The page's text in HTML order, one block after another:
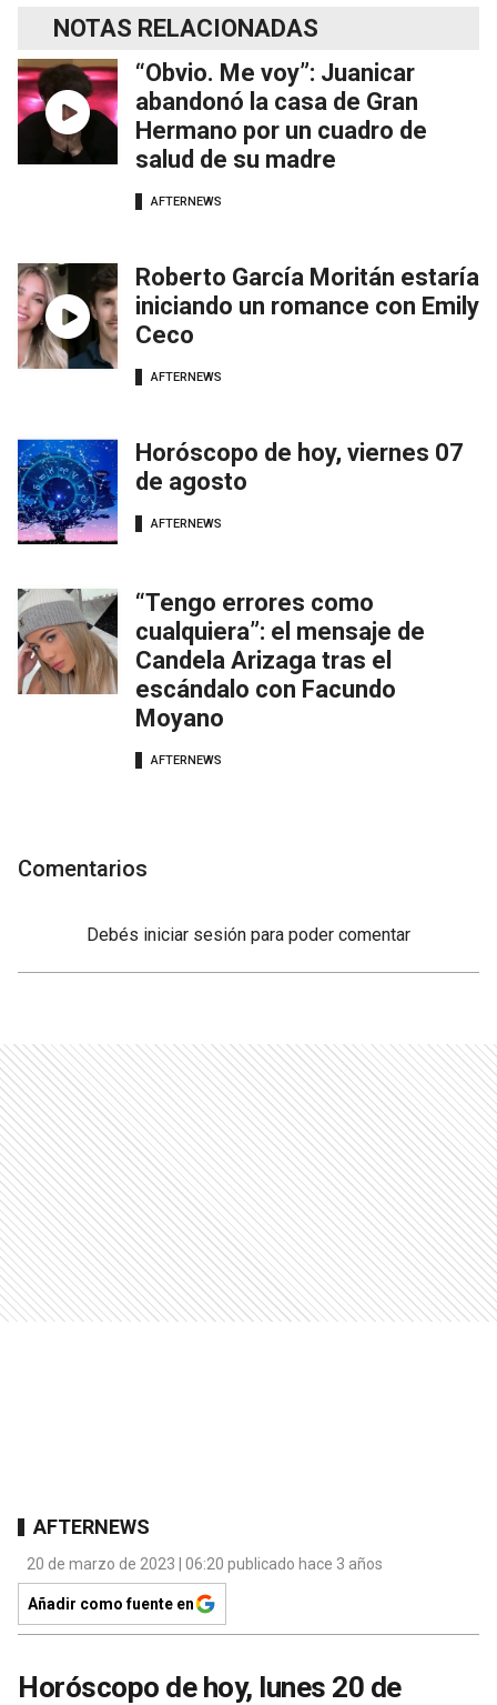
NOTAS RELACIONADAS
“Obvio. Me voy”: Juanicar
abandonó la casa de Gran
Hermano por un cuadro de
salud de su madre
AFTERNEWS
Roberto García Moritán estaría
iniciando un romance con Emily
Ceco
AFTERNEWS
Horóscopo de hoy, viernes 07
de agosto
AFTERNEWS
“Tengo errores como
cualquiera”: el mensaje de
Candela Arizaga tras el
escándalo con Facundo
Moyano
AFTERNEWS
Comentarios
Debés iniciar sesión para poder comentar
AFTERNEWS
20 de marzo de 2023 | 06:20 publicado hace 3 años
Añadir como fuente en
Horóscopo de hoy, lunes 20 de